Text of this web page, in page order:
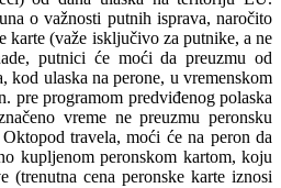
o važnosti putnih isprava, naročito
karte (važe isključivo za putnike, a ne
putnici će moći da preuzmu od
kod ulaska na perone, u vremenskom
pre programom predviđenog polaska
vreme ne preuzmu peronsku
travela, moći će na peron da
kupljenom peronskom kartom, koju
(trenutna cena peronske karte iznosi